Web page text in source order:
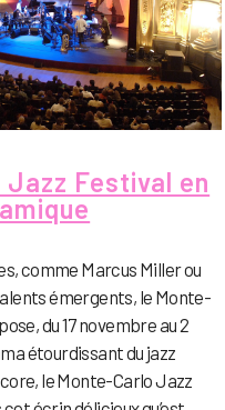
Festival en
comme Marcus Miller ou
émergents, le Monte-
du 17 novembre au 2
étourdissant du jazz
le Monte-Carlo Jazz